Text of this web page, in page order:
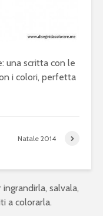
una scritta con le
i colori, perfetta
Natale 2014
salvala,
a colorarla.